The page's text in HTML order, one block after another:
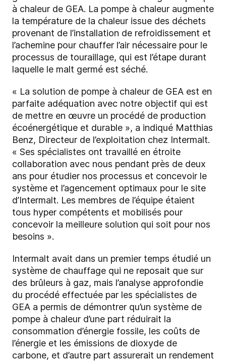
à chaleur de GEA. La pompe à chaleur augmente
la température de la chaleur issue des déchets
provenant de l’installation de refroidissement et
l’achemine pour chauffer l’air nécessaire pour le
processus de touraillage, qui est l’étape durant
laquelle le malt germé est séché.
« La solution de pompe à chaleur de GEA est en
parfaite adéquation avec notre objectif qui est
de mettre en œuvre un procédé de production
écoénergétique et durable », a indiqué Matthias
Benz, Directeur de l’exploitation chez Intermalt.
« Ses spécialistes ont travaillé en étroite
collaboration avec nous pendant près de deux
ans pour étudier nos processus et concevoir le
système et l’agencement optimaux pour le site
d’Intermalt. Les membres de l’équipe étaient
tous hyper compétents et mobilisés pour
concevoir la meilleure solution qui soit pour nos
besoins ».
Intermalt avait dans un premier temps étudié un
système de chauffage qui ne reposait que sur
des brûleurs à gaz, mais l’analyse approfondie
du procédé effectuée par les spécialistes de
GEA a permis de démontrer qu’un système de
pompe à chaleur d’une part réduirait la
consommation d’énergie fossile, les coûts de
l’énergie et les émissions de dioxyde de
carbone, et d’autre part assurerait un rendement